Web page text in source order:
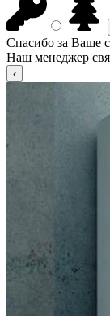
Спасибо за Ваше
Наш менеджер